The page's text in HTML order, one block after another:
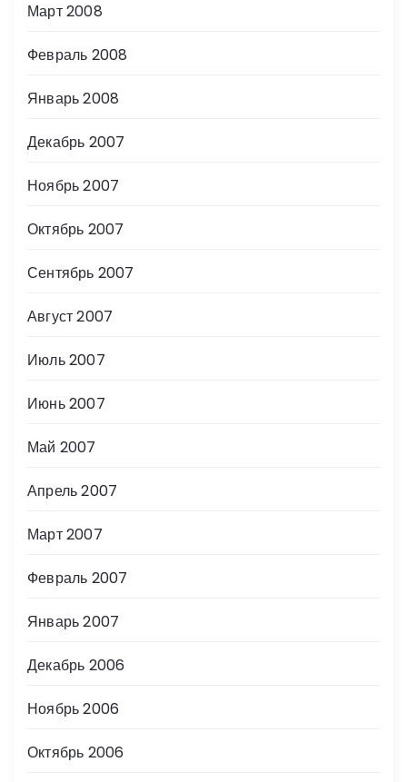
Март 2008
Февраль 2008
Январь 2008
Декабрь 2007
Ноябрь 2007
Октябрь 2007
Сентябрь 2007
Август 2007
Июль 2007
Июнь 2007
Май 2007
Апрель 2007
Март 2007
Февраль 2007
Январь 2007
Декабрь 2006
Ноябрь 2006
Октябрь 2006